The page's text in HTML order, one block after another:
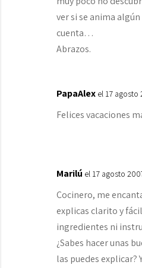
ver si se anima
cuenta…
Abrazos.
PapaAlex el 17 agosto
Felices vacaciones
Marilú el 17 agosto
Cocinero, me
explicas clarito y
ingredientes ni
¿Sabes hacer unas
las puedes explicar?